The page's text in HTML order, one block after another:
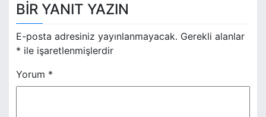
z
ı
e
BIR YANIT YAZIN
E-posta adresiniz yayınlanmayacak. Gerekli alanlar
* ile işaretlenmişlerdir
Yorum *